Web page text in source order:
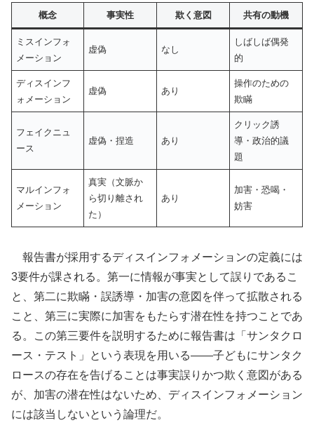
概念 事実性 欺く意図 共有の動機
ミスインフォ
メーション
虚偽 なし
しばしば偶発
的
ディスインフ
ォメーション
虚偽 あり
操作のための
欺瞞
フェイクニュ
ース
虚偽・捏造 あり
クリック誘
導・政治的議
題
マルインフォ
メーション
真実（文脈か
ら切り離され
た）
あり
加害・恐喝・
妨害
報告書が採用するディスインフォメーションの定義には
3要件が課される。第一に情報が事実として誤りであるこ
と、第二に欺瞞・誤誘導・加害の意図を伴って拡散される
こと、第三に実際に加害をもたらす潜在性を持つことであ
る。この第三要件を説明するために報告書は「サンタクロ
ース・テスト」という表現を用いる——子どもにサンタク
ロースの存在を告げることは事実誤りかつ欺く意図がある
が、加害の潜在性はないため、ディスインフォメーション
には該当しないという論理だ。